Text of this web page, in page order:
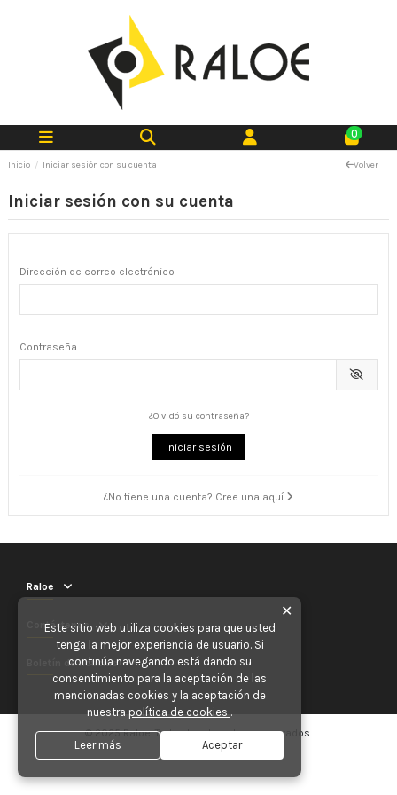
0
Inicio Iniciar sesión con su cuenta Volver
Iniciar sesión con su cuenta
Dirección de correo electrónico
Contraseña
¿Olvidó su contraseña?
Iniciar sesión
¿No tiene una cuenta? Cree una aquí
Raloe
Contáctenos
Boletín de noticias
© 2025 Raloe. Todos los derechos reservados.
✕
Este sitio web utiliza cookies para que usted
tenga la mejor experiencia de usuario. Si
continúa navegando está dando su
consentimiento para la aceptación de las
mencionadas cookies y la aceptación de
nuestra política de cookies .
Leer más Aceptar